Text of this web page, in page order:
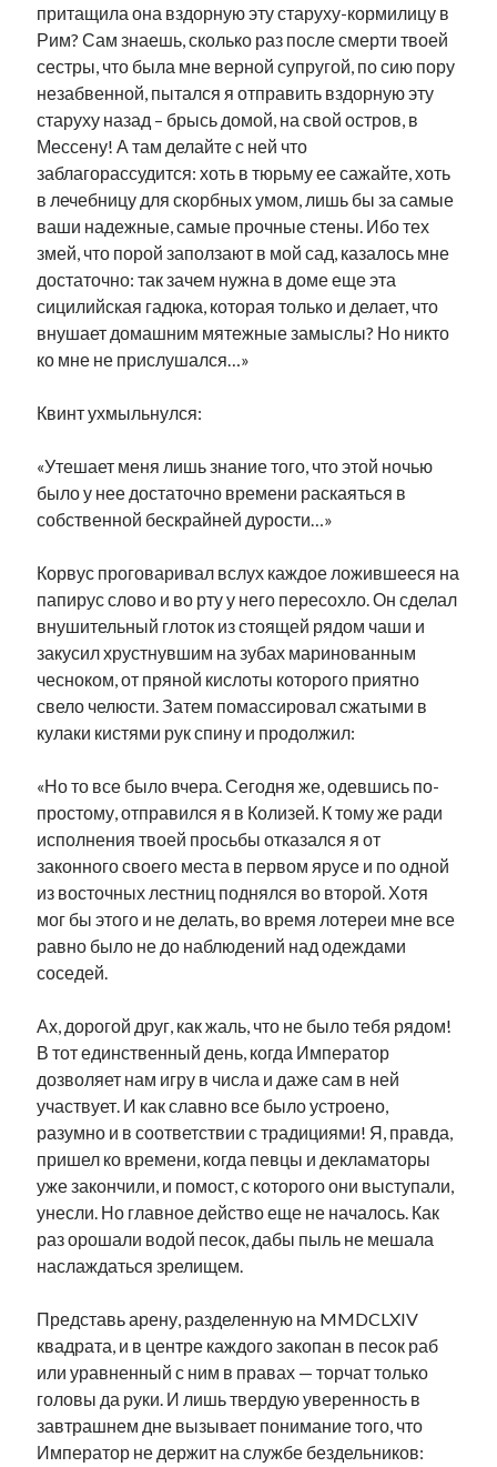
притащила она вздорную эту старуху-кормилицу в
Рим? Сам знаешь, сколько раз после смерти твоей
сестры, что была мне верной супругой, по сию пору
незабвенной, пытался я отправить вздорную эту
старуху назад – брысь домой, на свой остров, в
Мессену! А там делайте с ней что
заблагорассудится: хоть в тюрьму ее сажайте, хоть
в лечебницу для скорбных умом, лишь бы за самые
ваши надежные, самые прочные стены. Ибо тех
змей, что порой заползают в мой сад, казалось мне
достаточно: так зачем нужна в доме еще эта
сицилийская гадюка, которая только и делает, что
внушает домашним мятежные замыслы? Но никто
ко мне не прислушался…»
Квинт ухмыльнулся:
«Утешает меня лишь знание того, что этой ночью
было у нее достаточно времени раскаяться в
собственной бескрайней дурости…»
Корвус проговаривал вслух каждое ложившееся на
папирус слово и во рту у него пересохло. Он сделал
внушительный глоток из стоящей рядом чаши и
закусил хрустнувшим на зубах маринованным
чесноком, от пряной кислоты которого приятно
свело челюсти. Затем помассировал сжатыми в
кулаки кистями рук спину и продолжил:
«Но то все было вчера. Сегодня же, одевшись по-
простому, отправился я в Колизей. К тому же ради
исполнения твоей просьбы отказался я от
законного своего места в первом ярусе и по одной
из восточных лестниц поднялся во второй. Хотя
мог бы этого и не делать, во время лотереи мне все
равно было не до наблюдений над одеждами
соседей.
Ах, дорогой друг, как жаль, что не было тебя рядом!
В тот единственный день, когда Император
дозволяет нам игру в числа и даже сам в ней
участвует. И как славно все было устроено,
разумно и в соответствии с традициями! Я, правда,
пришел ко времени, когда певцы и декламаторы
уже закончили, и помост, с которого они выступали,
унесли. Но главное действо еще не началось. Как
раз орошали водой песок, дабы пыль не мешала
наслаждаться зрелищем.
Представь арену, разделенную на MMDCLXIV
квадрата, и в центре каждого закопан в песок раб
или уравненный с ним в правах — торчат только
головы да руки. И лишь твердую уверенность в
завтрашнем дне вызывает понимание того, что
Император не держит на службе бездельников: